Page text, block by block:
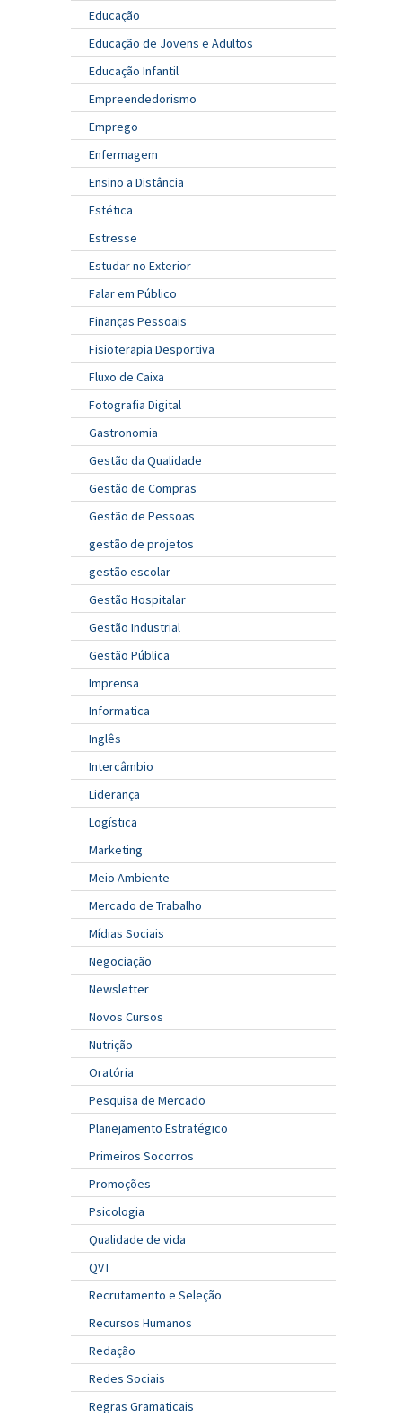
Educação
Educação de Jovens e Adultos
Educação Infantil
Empreendedorismo
Emprego
Enfermagem
Ensino a Distância
Estética
Estresse
Estudar no Exterior
Falar em Público
Finanças Pessoais
Fisioterapia Desportiva
Fluxo de Caixa
Fotografia Digital
Gastronomia
Gestão da Qualidade
Gestão de Compras
Gestão de Pessoas
gestão de projetos
gestão escolar
Gestão Hospitalar
Gestão Industrial
Gestão Pública
Imprensa
Informatica
Inglês
Intercâmbio
Liderança
Logística
Marketing
Meio Ambiente
Mercado de Trabalho
Mídias Sociais
Negociação
Newsletter
Novos Cursos
Nutrição
Oratória
Pesquisa de Mercado
Planejamento Estratégico
Primeiros Socorros
Promoções
Psicologia
Qualidade de vida
QVT
Recrutamento e Seleção
Recursos Humanos
Redação
Redes Sociais
Regras Gramaticais